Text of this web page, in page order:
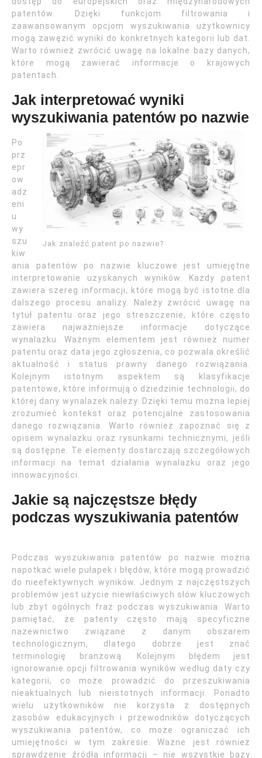
patentów. Dzięki funkcjom filtrowania i
zaawansowanym opcjom wyszukiwania użytkownicy
mogą zawęzić wyniki do konkretnych kategorii lub dat.
Warto również zwrócić uwagę na lokalne bazy danych,
które mogą zawierać informacje o krajowych
patentach.
Jak interpretować wyniki
wyszukiwania patentów po nazwie
Jak znaleźć patent po nazwie?
Po
prz
epr
ow
adz
eni
u
wy
szu
kiw
ania patentów po nazwie kluczowe jest umiejętne
interpretowanie uzyskanych wyników. Każdy patent
zawiera szereg informacji, które mogą być istotne dla
dalszego procesu analizy. Należy zwrócić uwagę na
tytuł patentu oraz jego streszczenie, które często
zawiera najważniejsze informacje dotyczące
wynalazku. Ważnym elementem jest również numer
patentu oraz data jego zgłoszenia, co pozwala określić
aktualność i status prawny danego rozwiązania.
Kolejnym istotnym aspektem są klasyfikacje
patentowe, które informują o dziedzinie technologii, do
której dany wynalazek należy. Dzięki temu można lepiej
zrozumieć kontekst oraz potencjalne zastosowania
danego rozwiązania. Warto również zapoznać się z
opisem wynalazku oraz rysunkami technicznymi, jeśli
są dostępne. Te elementy dostarczają szczegółowych
informacji na temat działania wynalazku oraz jego
innowacyjności.
Jakie są najczęstsze błędy
podczas wyszukiwania patentów
Podczas wyszukiwania patentów po nazwie można
napotkać wiele pułapek i błędów, które mogą prowadzić
do nieefektywnych wyników. Jednym z najczęstszych
problemów jest użycie niewłaściwych słów kluczowych
lub zbyt ogólnych fraz podczas wyszukiwania. Warto
pamiętać, że patenty często mają specyficzne
nazewnictwo związane z danym obszarem
technologicznym, dlatego dobrze jest znać
terminologię branżową. Kolejnym błędem jest
ignorowanie opcji filtrowania wyników według daty czy
kategorii, co może prowadzić do przeszukiwania
nieaktualnych lub nieistotnych informacji. Ponadto
wielu użytkowników nie korzysta z dostępnych
zasobów edukacyjnych i przewodników dotyczących
wyszukiwania patentów, co może ograniczać ich
umiejętności w tym zakresie. Ważne jest również
sprawdzenie źródła informacji – nie wszystkie bazy